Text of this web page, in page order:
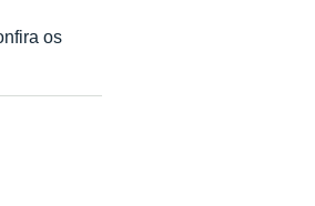
os